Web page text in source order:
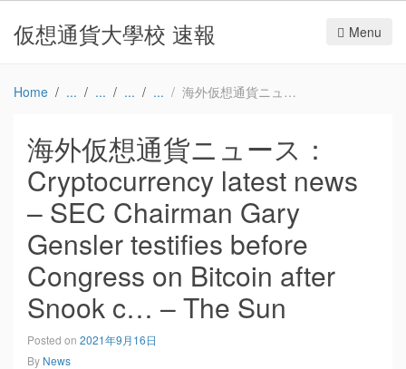
仮想通貨大學校 速報 Menu
Home 海外仮想通貨ニュース：Cryptocurrency latest news – SEC Chairman Gary Gensler testifies before Congress on Bitcoin after Snook c… – The Sun
海外仮想通貨ニュース：
Cryptocurrency latest news
– SEC Chairman Gary
Gensler testifies before
Congress on Bitcoin after
Snook c… – The Sun
Posted on 2021年9月16日
By News